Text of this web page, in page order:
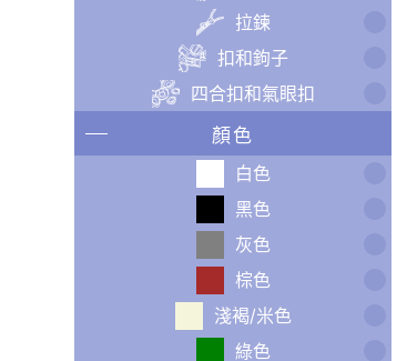
拉鍊
扣和鉤子
四合扣和氣眼扣
顏色
白色
黑色
灰色
棕色
淺褐/米色
綠色